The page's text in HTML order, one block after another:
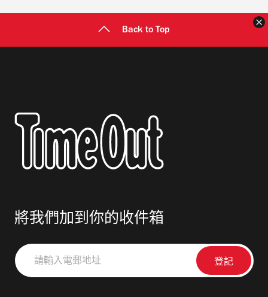
Back to Top
將我們加到你的收件箱
請
輸